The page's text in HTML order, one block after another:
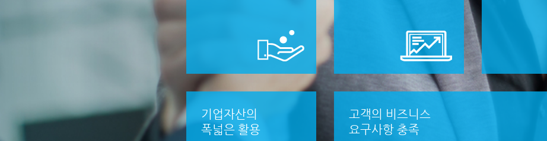
기업자산의
폭넓은 활용
고객의 비즈니스
요구사항 충족